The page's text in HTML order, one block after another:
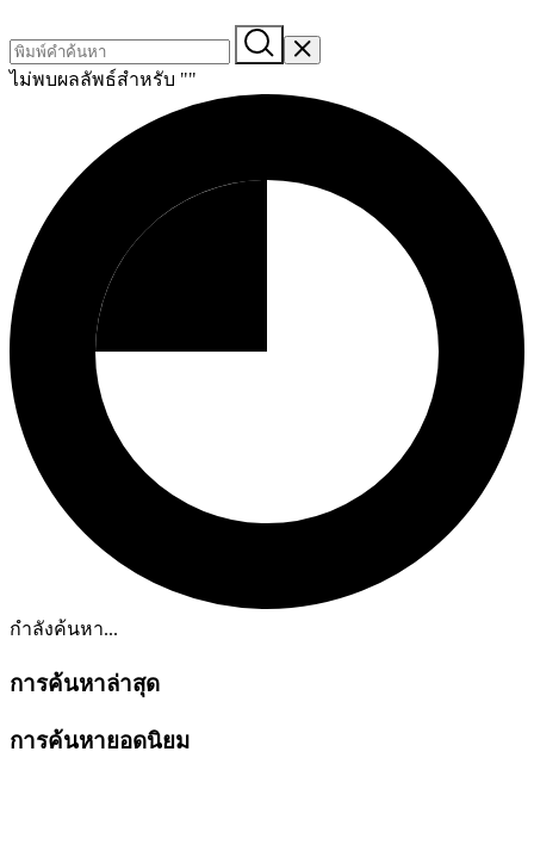
ไม่พบผลลัพธ์สำหรับ ""
กำลังค้นหา...
การค้นหาล่าสุด
การค้นหายอดนิยม